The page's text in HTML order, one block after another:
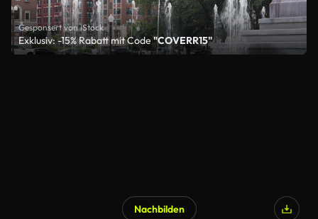
Gesponsert von iStock
Exklusiv: -15% Rabatt mit Code"COVERR15"
Nachbilden